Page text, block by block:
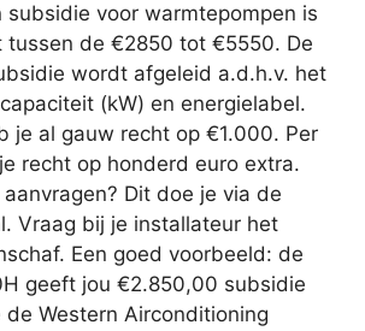
subsidie voor warmtepompen is
tussen de €2850 tot €5550. De
wordt afgeleid a.d.h.v. het
(kW) en energielabel.
je al gauw recht op €1.000. Per
recht op honderd euro extra.
Dit doe je via de
Vraag bij je installateur het
Een goed voorbeeld: de
geeft jou €2.850,00 subsidie
de Western Airconditioning